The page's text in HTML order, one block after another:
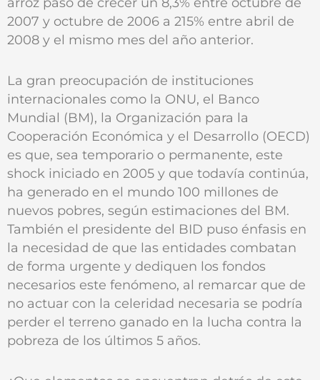
2007 y octubre de 2006 a 215% entre abril de
2008 y el mismo mes del año anterior.
La gran preocupación de instituciones
internacionales como la ONU, el Banco
Mundial (BM), la Organización para la
Cooperación Económica y el Desarrollo (OECD)
es que, sea temporario o permanente, este
shock iniciado en 2005 y que todavía continúa,
ha generado en el mundo 100 millones de
nuevos pobres, según estimaciones del BM.
También el presidente del BID puso énfasis en
la necesidad de que las entidades combatan
de forma urgente y dediquen los fondos
necesarios este fenómeno, al remarcar que de
no actuar con la celeridad necesaria se podría
perder el terreno ganado en la lucha contra la
pobreza de los últimos 5 años.